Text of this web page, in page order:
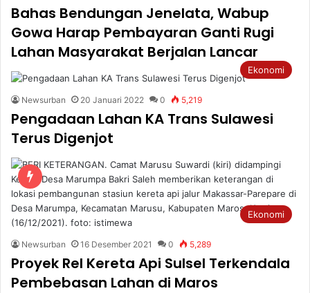
Bahas Bendungan Jenelata, Wabup
Gowa Harap Pembayaran Ganti Rugi
Lahan Masyarakat Berjalan Lancar
Ekonomi
Newsurban 20 Januari 2022 0 5,219
Pengadaan Lahan KA Trans Sulawesi
Terus Digenjot
Ekonomi
Newsurban 16 Desember 2021 0 5,289
Proyek Rel Kereta Api Sulsel Terkendala
Pembebasan Lahan di Maros